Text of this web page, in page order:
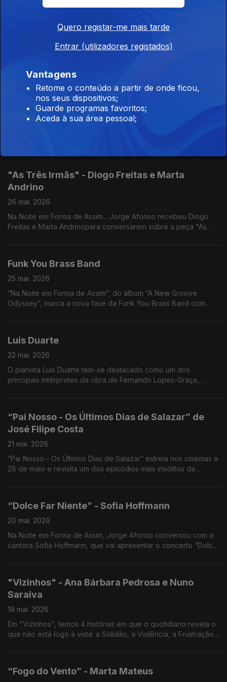
Mauro Martins
Forma de Assim.
dos grandes nomes do eufónio em Portugal.
O Meu Primeiro Apocalipse - Rodrigo Guedes
de Carvalho
27 mai. 2026
Publicações Dom Quixote em 2026.
"As Três Irmãs" - Diogo Freitas e Marta
Andrino
26 mai. 2026
Na Noite em Forma de Assim... Jorge Afonso recebeu Diogo
Freitas e Marta Andrinopara conversarem sobre a peça "As
Funk You Brass Band
25 mai. 2026
“Na Noite em Forma de Assim”, do álbum “A New Groove
Odyssey”, marca a nova fase da Funk You Brass Band com
Luís Duarte
22 mai. 2026
O pianista Luís Duarte tem-se destacado como um dos
principais intérpretes da obra de Fernando Lopes-Graça,
“Pai Nosso - Os Últimos Dias de Salazar” de
José Filipe Costa
21 mai. 2026
“Pai Nosso - Os Últimos Dias de Salazar” estreia nos cinemas a
28 de maio e revisita um dos episódios mais insólitos da
“Dolce Far Niente” - Sofia Hoffmann
20 mai. 2026
Na Noite em Forma de Assim, Jorge Afonso conversou com a
cantora Sofia Hoffmann, que vai apresentar o concerto “Dolce
"Vizinhos" - Ana Bárbara Pedrosa e Nuno
Saraiva
19 mai. 2026
Em "Vizinhos", temos 4 histórias em que o quotidiano revela o
que não está logo à vista: a Solidão, a Violência, a Frustração,
“Fogo do Vento” - Marta Mateus
Quero registar-me mais tarde
Entrar (utilizadores registados)
Vantagens
Retome o conteúdo a partir de onde ficou,
nos seus dispositivos;
Guarde programas favoritos;
Aceda à sua área pessoal;